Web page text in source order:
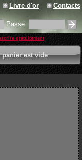
Livre d'or Contacts
Passe:
gratuitement
panier est vide
votre panier